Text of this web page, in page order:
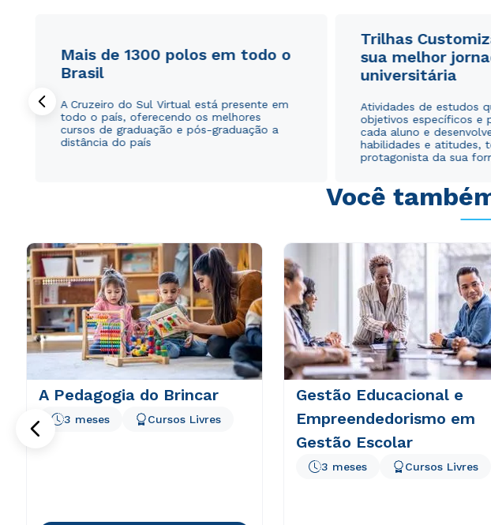
Mais de 1300 polos em todo o
Brasil
A Cruzeiro do Sul Virtual está presente em
todo o país, oferecendo os melhores
cursos de graduação e pós-graduação a
distância do país
Trilhas
sua melhor
universitária
Atividades de estudos
objetivos específicos e
cada aluno e
habilidades e atitudes,
protagonista da sua
Você
A Pedagogia do Brincar
3 meses Cursos Livres
Gestão Educacional e
Empreendedorismo em
Gestão Escolar
3 meses Cursos Livres
Estou de acordo
autorizo que
envio de
Estou de acordo
autorizo que
envio de